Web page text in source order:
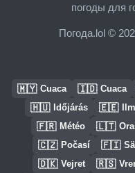
погоды для
Погода.lol ©
🇲🇾 Cuaca 🇮🇩 Cuaca
🇭🇺 Időjárás 🇪🇪 Ilm
🇫🇷 Météo 🇱🇹
🇨🇿 Počasí 🇫🇮
🇩🇰 Vejret 🇷🇸